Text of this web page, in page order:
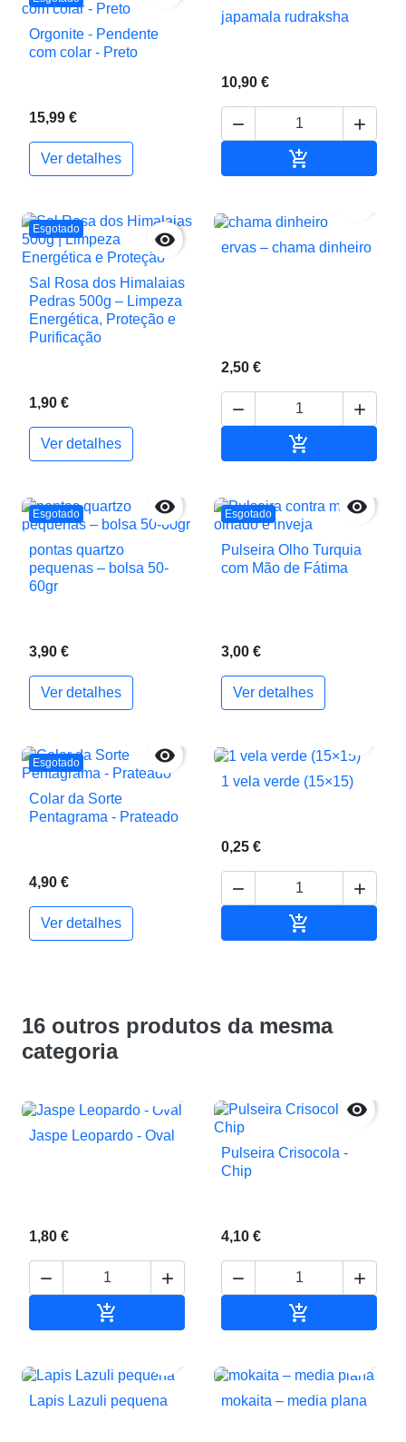
Orgonite - Pendente
com colar - Preto
15,99 €
Ver detalhes
japamala rudraksha
10,90 €
 

Esgotado 
Sal Rosa dos Himalaias
Pedras 500g – Limpeza
Energética, Proteção e
Purificação
1,90 €
Ver detalhes
ervas – chama dinheiro
2,50 €
 

Esgotado 
pontas quartzo
pequenas – bolsa 50-
60gr
3,90 €
Ver detalhes
Esgotado 
Pulseira Olho Turquia
com Mão de Fátima
3,00 €
Ver detalhes
Esgotado 
Colar da Sorte
Pentagrama - Prateado
4,90 €
Ver detalhes
1 vela verde (15×15)
0,25 €
 

16 outros produtos da mesma
categoria
Jaspe Leopardo - Oval
1,80 €
 


Pulseira Crisocola -
Chip
4,10 €
 

Lapis Lazuli pequena mokaita – media plana